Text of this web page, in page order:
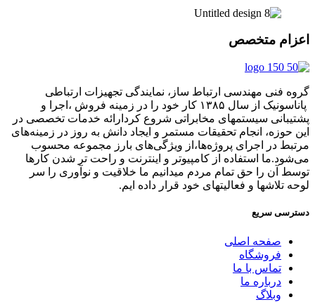
اعزام متخصص
گروه فنی مهندسی ارتباط ساز، نمایندگی تجهیزات ارتباطی
پاناسونیک از سال ۱۳۸۵ کار خود را در زمینه فروش ،اجرا و
پشتیبانی سیستمهای مخابراتی شروع کردارائه خدمات تخصصی در
این حوزه، انجام تحقیقات مستمر و ایجاد دانش به‌ روز در زمینه‌های
مرتبط در اجرای پروژه‌ها،از ویژگی‌های بارز مجموعه محسوب
می‌شود.ما استفاده از کامپیوتر و اینترنت و راحت تر شدن کارها
توسط آن را حق تمام مردم میدانیم ما خلاقیت و نوآوری را سر
لوحه تلاشها و فعالیتهای خود قرار داده ایم.
دسترسی سریع
صفحه اصلی
فروشگاه
تماس با ما
درباره ما
وبلاگ